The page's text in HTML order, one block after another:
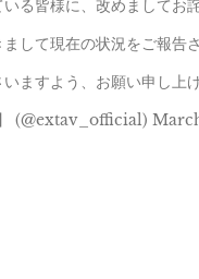
る皆様に、改めましてお
て現在の状況をご報告
いますよう、お願い申
(@extav_official)